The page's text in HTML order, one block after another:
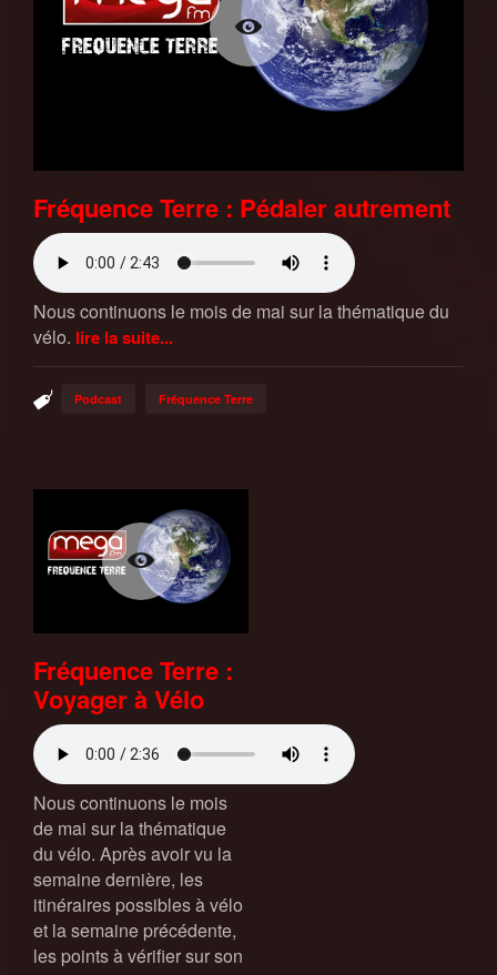
Fréquence Terre : Pédaler autrement
Nous continuons le mois de mai sur la thématique du
vélo. lire la suite...
Podcast Fréquence Terre
Fréquence Terre :
Voyager à Vélo
Nous continuons le mois
de mai sur la thématique
du vélo. Après avoir vu la
semaine dernière, les
itinéraires possibles à vélo
et la semaine précédente,
les points à vérifier sur son